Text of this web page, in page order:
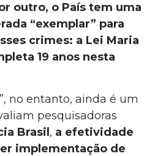
outro, o País tem uma
“exemplar” para
crimes: a Lei Maria
19 anos nesta
no entanto, ainda é um
pesquisadoras
Brasil , a efetividade
implementação de